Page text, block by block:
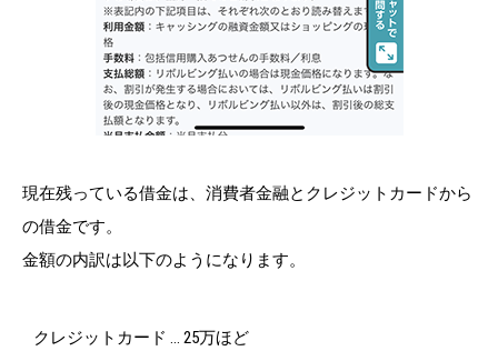
現在残っている借金は、消費者金融とクレジットカードから
の借金です。
金額の内訳は以下のようになります。
クレジットカード … 25万ほど